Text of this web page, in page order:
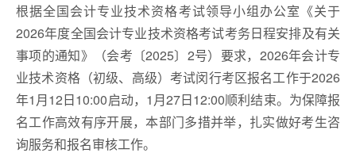
根据全国会计专业技术资格考试领导小组办公室《关于
2026年度全国会计专业技术资格考试考务日程安排及有关
事项的通知》（会考〔2025〕2号）要求，2026年会计专
业技术资格（初级、高级）考试闵行考区报名工作于2026
年1月12日10:00启动，1月27日12:00顺利结束。为保障报
名工作高效有序开展，本部门多措并举，扎实做好考生咨
询服务和报名审核工作。